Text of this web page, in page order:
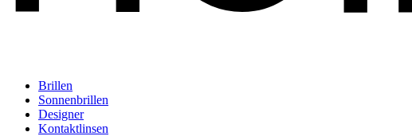
Brillen
Sonnenbrillen
Designer
Kontaktlinsen